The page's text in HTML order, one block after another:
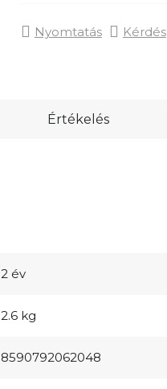
Nyomtatás Kérdés
Értékelés
2 év
2.6 kg
8590792062048